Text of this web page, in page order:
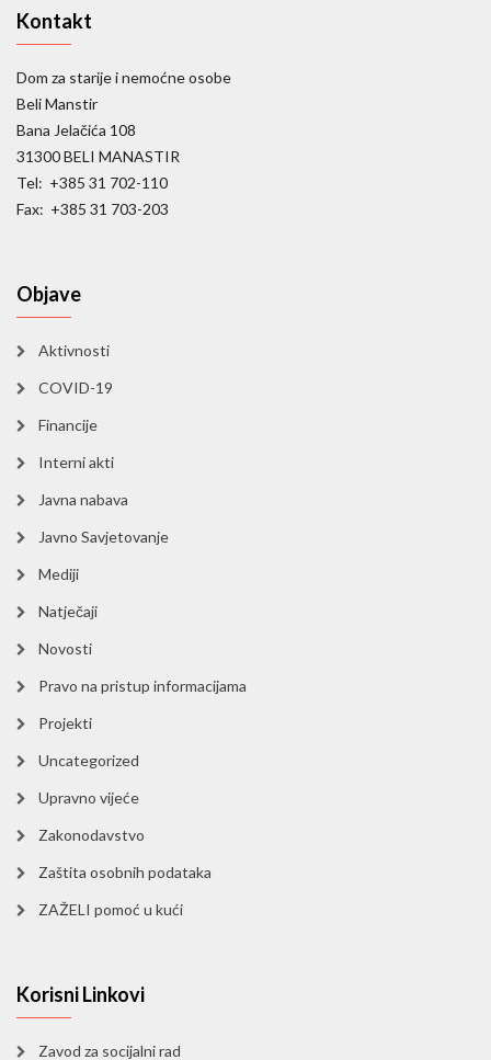
Kontakt
Dom za starije i nemoćne osobe
Beli Manstir
Bana Jelačića 108
31300 BELI MANASTIR
Tel: +385 31 702-110
Fax: +385 31 703-203
Objave
Aktivnosti
COVID-19
Financije
Interni akti
Javna nabava
Javno Savjetovanje
Mediji
Natječaji
Novosti
Pravo na pristup informacijama
Projekti
Uncategorized
Upravno vijeće
Zakonodavstvo
Zaštita osobnih podataka
ZAŽELI pomoć u kući
Korisni Linkovi
Zavod za socijalni rad